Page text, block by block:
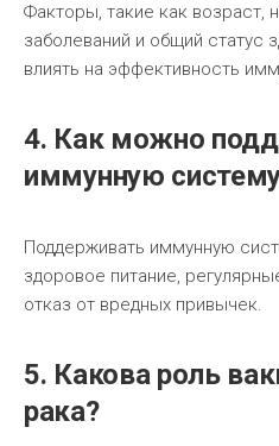
Факторы, такие как возраст,
заболеваний и общий статус
влиять на эффективность
4. Как можно
иммунную
Поддерживать иммунную
здоровое питание,
отказ от вредных привычек.
5. Какова роль
рака?